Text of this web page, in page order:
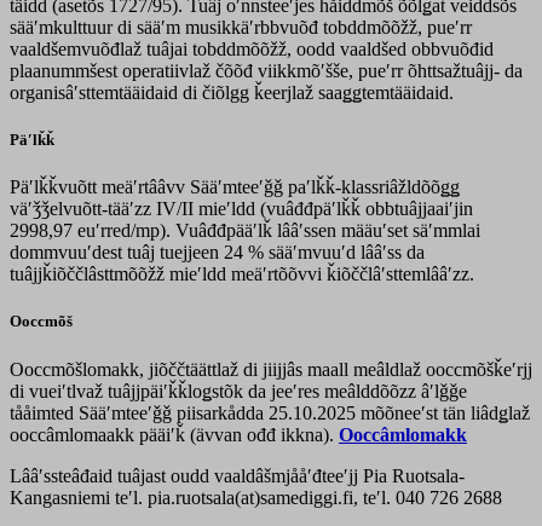
täidd (asetõs 1727/95). Tuâj oʹnnsteeʹjes håiddmõš õõlǥat veiddsõs
sääʹmkulttuur di sääʹm musikkäʹrbbvuõđ tobddmõõžž, pueʹrr
vaaldšemvuõđlaž tuâjai tobddmõõžž, oodd vaaldšed obbvuõđid
plaanummšest operatiivlaž čõõđ viikkmõʹšše, pueʹrr õhttsažtuâjj- da
organisâʹsttemtääidaid di čiõlgg ǩeerjlaž saaǥǥtemtääidaid.
Päʹlǩǩ
Päʹlǩǩvuõtt meäʹrtââvv Sääʹmteeʹǧǧ paʹlǩǩ-klassriâžldõõǥǥ
väʹǯǯelvuõtt-tääʹzz IV/II mieʹldd (vuâđđpäʹlǩǩ obbtuâjjaaiʹjin
2998,97 euʹrred/mp). Vuâđđpääʹlǩ lââʹssen määuʹset säʹmmlai
dommvuuʹdest tuâj tuejjeen 24 % sääʹmvuuʹd lââʹss da
tuâjjǩiõččlâsttmõõžž mieʹldd meäʹrtõõvvi ǩiõččlâʹsttemlââʹzz.
Ooccmõš
Ooccmõšlomakk, jiõččtäättlaž di jiijjâs maall meâldlaž ooccmõšǩeʹrjj
di vueiʹtlvaž tuâjjpäiʹǩǩloǥstõk da jeeʹres meâlddõõzz âʹlǧǧe
tååimted Sääʹmteeʹǧǧ piisarkådda 25.10.2025 mõõneeʹst tän liâdǥlaž
ooccâmlomaakk pääiʹǩ (ävvan ođđ ikkna). Ooccâmlomakk
Lââʹssteâđaid tuâjast oudd vaaldâšmjååʹđteeʹjj Pia Ruotsala-
Kangasniemi teʹl. pia.ruotsala(at)samediggi.fi, teʹl. 040 726 2688